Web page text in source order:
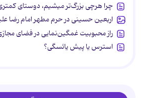
چرا هرچی بزرگ‌تر میشیم، دوستای
اربعین حسینی در حرم مطهر امام رضا
راز محبوبیت غمگین‌نمایی در فضای
استرس یا پیش یائسگی؟